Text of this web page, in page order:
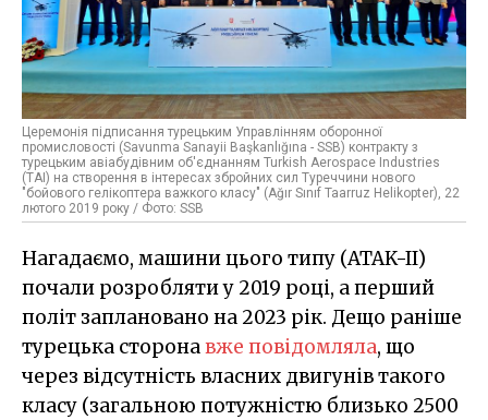
Церемонія підписання турецьким Управлінням оборонної
промисловості (Savunma Sanayii Başkanlığına - SSB) контракту з
турецьким авіабудівним об'єднанням Turkish Aerospace Industries
(TAI) на створення в інтересах збройних сил Туреччини нового
"бойового гелікоптера важкого класу" (Ağır Sınıf Taarruz Helikopter), 22
лютого 2019 року / Фото: SSB
Нагадаємо, машини цього типу (ATAK-II)
почали розробляти у 2019 році, а перший
політ заплановано на 2023 рік. Дещо раніше
турецька сторонавже повідомляла, що
через відсутність власних двигунів такого
класу (загальною потужністю близько 2500